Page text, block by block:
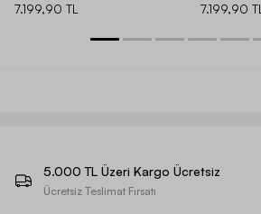
7.199,90 TL
7.199,90 TL
5.000 TL Üzeri Kargo Ücretsiz
Ücretsiz Teslimat Fırsatı